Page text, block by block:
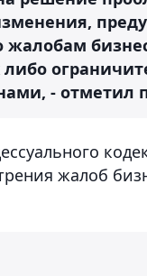
жалобам
либо
- отметил
жалоб